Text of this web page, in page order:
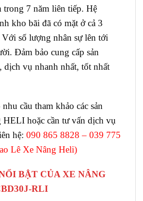
trong 7 năm liên tiếp. Hệ
kho bãi đã có mặt ở cả 3
số lượng nhân sự lên tới
Đảm bảo cung cấp sản
dịch vụ nhanh nhất, tốt nhất
cầu tham khảo các sản
HELI hoặc cần tư vấn dịch vụ
hệ: 090 865 8828 – 039 775
Lê Xe Nâng Heli)
BẬT CỦA XE NÂNG
RLI